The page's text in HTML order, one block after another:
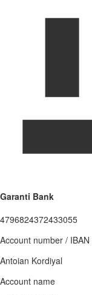
Garanti Bank
4796824372433055
Account number / IBAN
Antoian Kordiyal
Account name